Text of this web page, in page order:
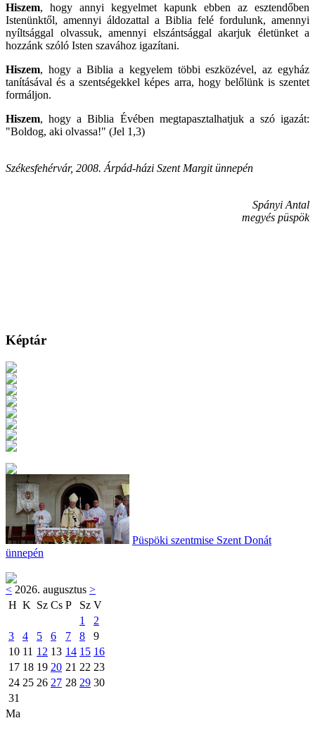
Hiszem, hogy annyi kegyelmet kapunk ebben az esztendőben
Istenünktől, amennyi áldozattal a Biblia felé fordulunk, amennyi
nyíltsággal olvassuk, amennyi elszántsággal akarjuk életünket a
hozzánk szóló Isten szavához igazítani.
Hiszem, hogy a Biblia a kegyelem többi eszközével, az egyház
tanításával és a szentségekkel képes arra, hogy belőlünk is szentet
formáljon.
Hiszem, hogy a Biblia Évében megtapasztalhatjuk a szó igazát:
"Boldog, aki olvassa!" (Jel 1,3)
Székesfehérvár, 2008. Árpád-házi Szent Margit ünnepén
Spányi Antal
megyés püspök
Képtár
Püspöki szentmise Szent Donát
ünnepén
< 2026. augusztus >
H K Sz Cs P Sz V
1
2
3
4 5 6 7 8
9
10 11 12 13 14 15 16
17 18 19 20 21 22 23
24 25 26 27 28 29 30
31
Ma